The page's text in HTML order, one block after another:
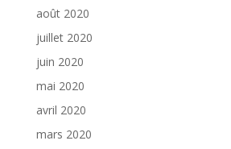
août 2020
juillet 2020
juin 2020
mai 2020
avril 2020
mars 2020